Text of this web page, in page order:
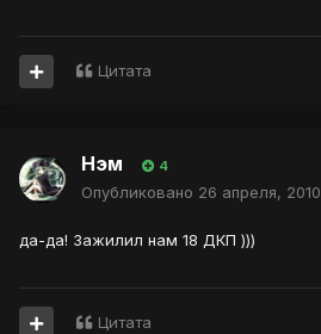
Цитата
Нэм 4
Опубликовано 26 апреля, 2010
да-да! Зажилил нам 18 ДКП )))
Цитата